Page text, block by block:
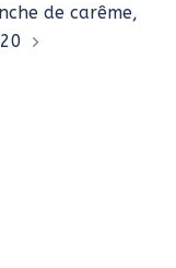
de carême,